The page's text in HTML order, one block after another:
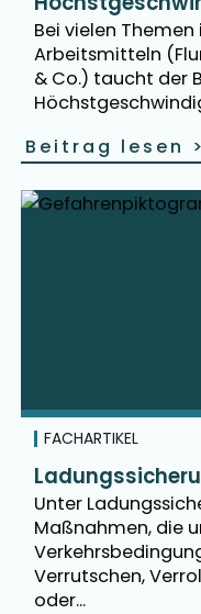
Bei vielen
Arbeitsmitteln
& Co.) taucht der
Beitrag lesen >
FACHARTIKEL
Unter
Maßnahmen, die
Verrutschen,
oder...